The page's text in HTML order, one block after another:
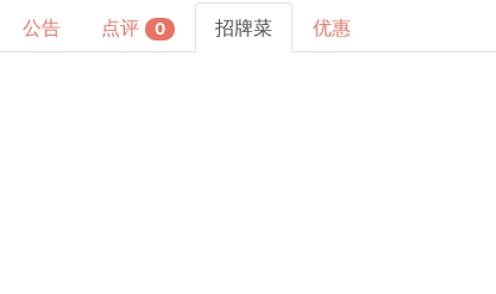
公告 点评 0 招牌菜
优惠